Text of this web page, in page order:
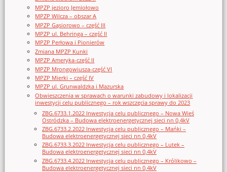
MPZP jezioro Jemiołowo
MPZP Wilcza – obszar A
MPZP Gąsiorowo – część III
MPZP ul. Behringa – część II
MPZP Perłowa i Pionierów
Zmiana MPZP Kunki
MPZP Ameryka-część II
MPZP Mrongowiusza-część VI
MPZP Mierki – część IV
MPZP ul. Grunwaldzka i Mazurska
Obwieszczenia w sprawach o warunki zabudowy i lokalizacji
inwestycji celu publicznego – rok wszczęcia sprawy do 2023
ZBG.6733.1.2022 Inwestycja celu publicznego – Nowa Wieś
Ostródzka – Budowa elektroenergetycznej sieci nn 0,4kV
ZBG.6733.2.2022 Inwestycja celu publicznego – Mańki –
Budowa elektroenergetycznej sieci nn 0,4kV
ZBG.6733.3.2022 Inwestycja celu publicznego – Lutek –
Budowa elektroenergetycznej sieci nn 0,4kV
ZBG.6733.4.2022 Inwestycja celu publicznego – Królikowo –
Budowa elektroenergetycznej sieci nn 0,4kV